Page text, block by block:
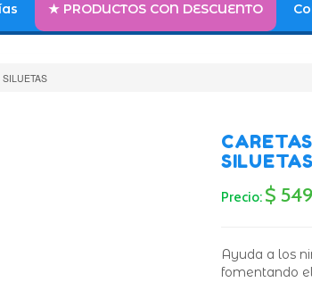
★ PRODUCTOS CON DESCUENTO
SILUETAS
Precio: $
Ayuda a los
fomentando